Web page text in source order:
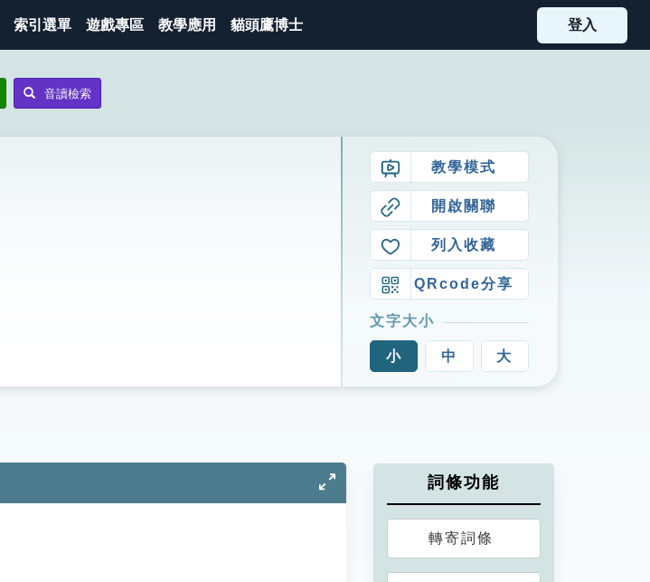
索引選單 遊戲專區 教學應用 貓頭鷹博士 登入
音讀檢索
教學模式
開啟關聯
列入收藏
QRcode分享
文字大小
小 中 大
詞條功能
轉寄詞條